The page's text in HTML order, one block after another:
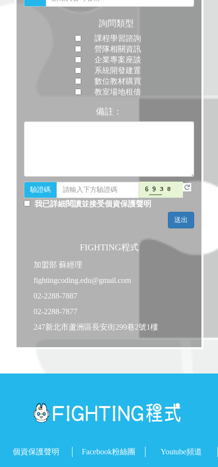
詢問類型
課程學習諮詢
營隊相關資訊
企業專案座談
系統開發建置
數位教材購買
教室場地租借
備註：
驗證碼
我已詳細閱讀並接受個資保護聲明
FIGHTING程式
加盟部 蘇經理
fightingcoding.edu@gmail.com
02-2288-7887
02-2288-7877
247新北市蘆洲區長安街299巷2號1樓
個資保護聲明 Facebook粉絲團 Youtube頻道